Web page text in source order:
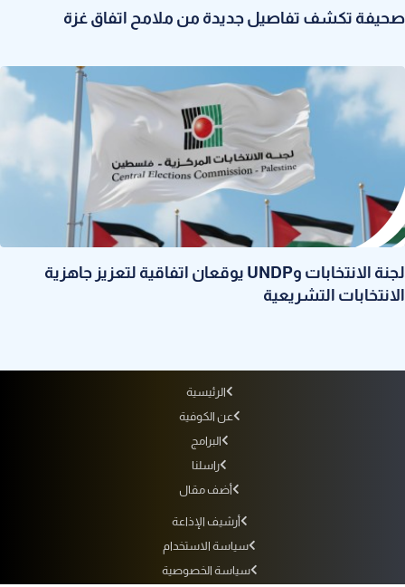
صحيفة تكشف تفاصيل جديدة من ملامح اتفاق غزة
لجنة الانتخابات وUNDP يوقعان اتفاقية لتعزيز جاهزية
الانتخابات التشريعية
الرئيسية
عن الكوفية
البرامج
راسلنا
أضف مقال
أرشيف الإذاعة
سياسة الاستخدام
سياسة الخصوصية